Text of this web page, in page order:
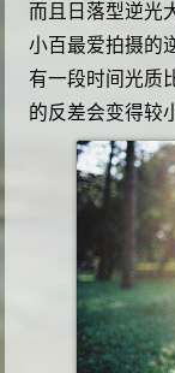
而且日落型逆光
小百最爱拍摄的
有一段时间光质
的反差会变得较